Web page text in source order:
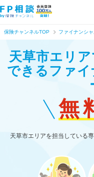
保険チャンネルTOP ファイナンシ
天草市エリ
できる ファ
無
天草市エリアを担当している